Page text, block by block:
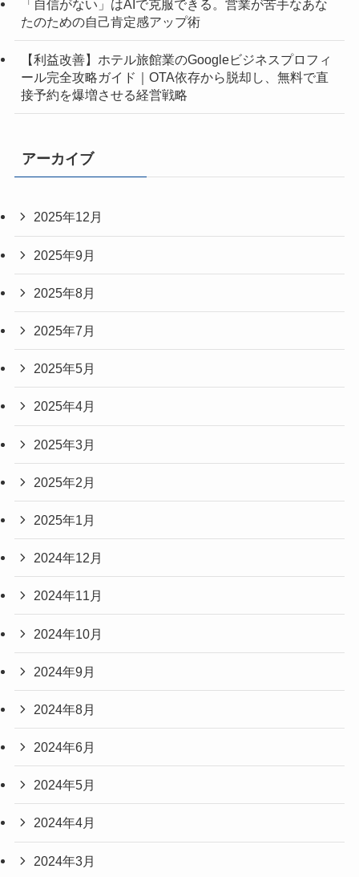
「自信がない」はAIで克服できる。営業が苦手なあな
たのための自己肯定感アップ術
【利益改善】ホテル旅館業のGoogleビジネスプロフィ
ール完全攻略ガイド｜OTA依存から脱却し、無料で直
接予約を爆増させる経営戦略
アーカイブ
2025年12月
2025年9月
2025年8月
2025年7月
2025年5月
2025年4月
2025年3月
2025年2月
2025年1月
2024年12月
2024年11月
2024年10月
2024年9月
2024年8月
2024年6月
2024年5月
2024年4月
2024年3月